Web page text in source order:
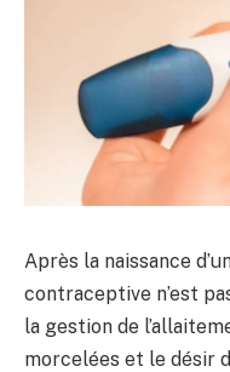
Après la naissance
contraceptive n’est
la gestion de
morcelées et le désir